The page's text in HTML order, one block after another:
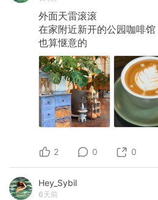
外面天雷滚滚
在家附近新开的公园咖啡馆
也算惬意的
2 0 0
Hey_Sybil
6天前